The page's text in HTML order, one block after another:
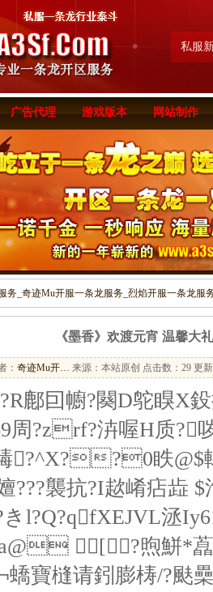
私服
广告代理 游戏版本 网站制作
务_奇迹Mu开服一条龙服务_烈焰开服一条龙服
《墨香》欢渡元宵 温馨大
： 奇迹Mu开… 来源：本站原创 点击数： 29 更
囙幮?闋D鸵瞁X鈠
周?zrf?泋喔H质?
?^X??0眣
襲抗?I趑崤痁歮 $
きl?Q?qfXEJVL洆
[?煦鮩*藠
寶槰请鈏膨梼/?颫